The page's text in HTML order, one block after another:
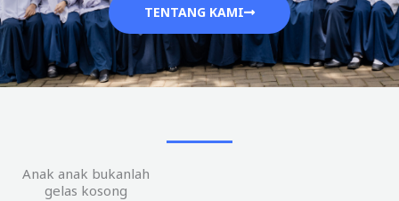
TENTANG KAMI
Anak anak bukanlah
gelas kosong